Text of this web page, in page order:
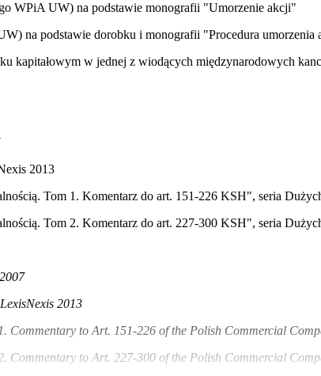
WPiA UW) na podstawie monografii "Umorzenie akcji"
na podstawie dorobku i monografii "Procedura umorzenia
kapitałowym w jednej z wiodących międzynarodowych
2013
Tom 1. Komentarz do art. 151-226 KSH", seria
Tom 2. Komentarz do art. 227-300 KSH", seria
2013
to Art. 151-226 of the Polish Commercial
to Art. 227-300 of the Polish Commercial